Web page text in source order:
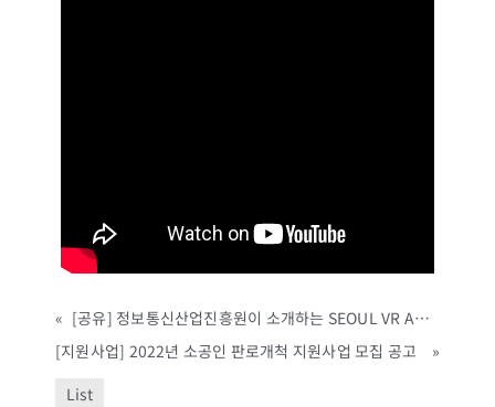
«
[공유] 정보통신산업진흥원이 소개하는 SEOUL VR AR EXPO 2021 하이라이트 영상!
[지원사업] 2022년 소공인 판로개척 지원사업 모집 공고
»
List